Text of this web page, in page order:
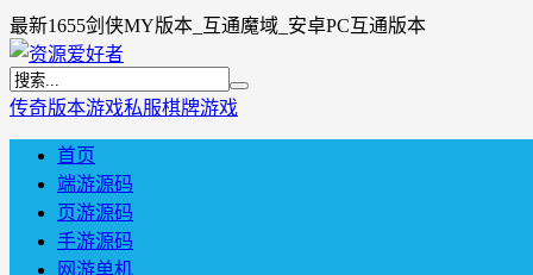
最新1655剑侠MY版本_互通魔域_安卓PC互通版本
传奇版本游戏私服棋牌游戏
首页
端游源码
页游源码
手游源码
网游单机